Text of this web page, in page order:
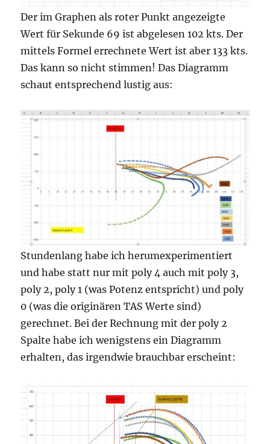
Der im Graphen als roter Punkt angezeigte
Wert für Sekunde 69 ist abgelesen 102 kts. Der
mittels Formel errechnete Wert ist aber 133 kts.
Das kann so nicht stimmen! Das Diagramm
schaut entsprechend lustig aus:
Stundenlang habe ich herumexperimentiert
und habe statt nur mit poly 4 auch mit poly 3,
poly 2, poly 1 (was Potenz entspricht) und poly
0 (was die originären TAS Werte sind)
gerechnet. Bei der Rechnung mit der poly 2
Spalte habe ich wenigstens ein Diagramm
erhalten, das irgendwie brauchbar erscheint: